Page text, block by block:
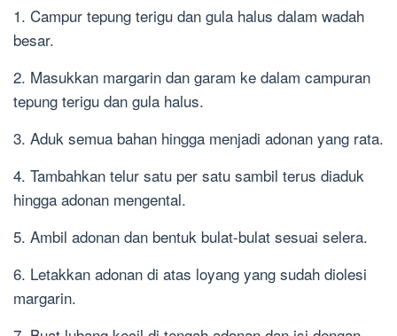
1. Campur tepung terigu dan gula halus dalam wadah
besar.
2. Masukkan margarin dan garam ke dalam campuran
tepung terigu dan gula halus.
3. Aduk semua bahan hingga menjadi adonan yang rata.
4. Tambahkan telur satu per satu sambil terus diaduk
hingga adonan mengental.
5. Ambil adonan dan bentuk bulat-bulat sesuai selera.
6. Letakkan adonan di atas loyang yang sudah diolesi
margarin.